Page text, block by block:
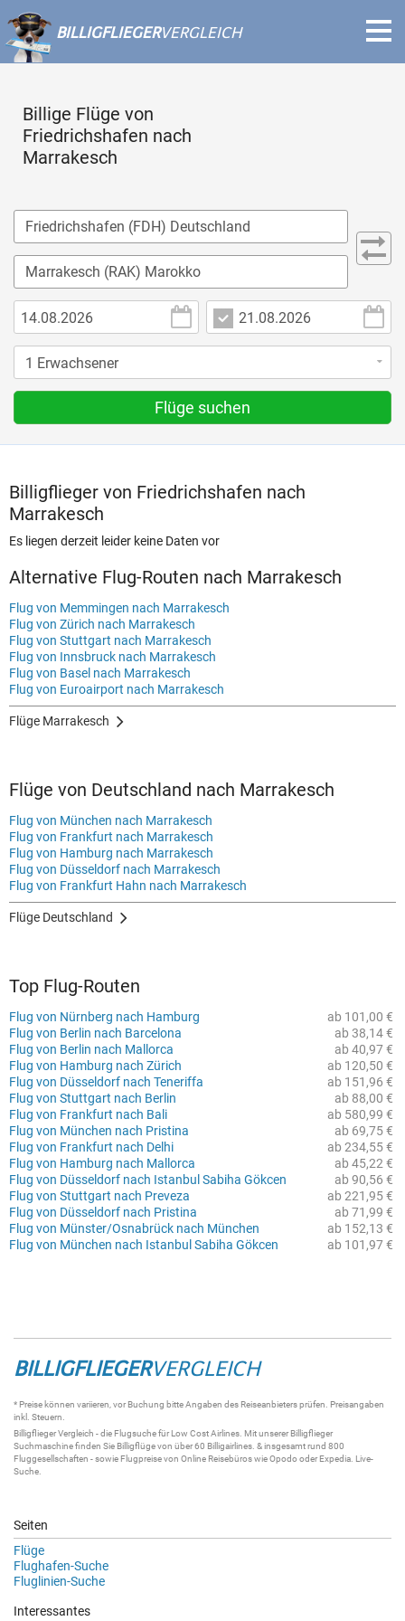
BILLIGFLIEGERVERGLEICH
Billige Flüge von
Friedrichshafen nach
Marrakesch
Flüge suchen
Billigflieger von Friedrichshafen nach
Marrakesch
Es liegen derzeit leider keine Daten vor
Alternative Flug-Routen nach Marrakesch
Flug von Memmingen nach Marrakesch
Flug von Zürich nach Marrakesch
Flug von Stuttgart nach Marrakesch
Flug von Innsbruck nach Marrakesch
Flug von Basel nach Marrakesch
Flug von Euroairport nach Marrakesch
Flüge Marrakesch
Flüge von Deutschland nach Marrakesch
Flug von München nach Marrakesch
Flug von Frankfurt nach Marrakesch
Flug von Hamburg nach Marrakesch
Flug von Düsseldorf nach Marrakesch
Flug von Frankfurt Hahn nach Marrakesch
Flüge Deutschland
Top Flug-Routen
ab 101,00 €
Flug von Nürnberg nach Hamburg
ab 38,14 €
Flug von Berlin nach Barcelona
ab 40,97 €
Flug von Berlin nach Mallorca
ab 120,50 €
Flug von Hamburg nach Zürich
ab 151,96 €
Flug von Düsseldorf nach Teneriffa
ab 88,00 €
Flug von Stuttgart nach Berlin
ab 580,99 €
Flug von Frankfurt nach Bali
ab 69,75 €
Flug von München nach Pristina
ab 234,55 €
Flug von Frankfurt nach Delhi
ab 45,22 €
Flug von Hamburg nach Mallorca
ab 90,56 €
Flug von Düsseldorf nach Istanbul Sabiha Gökcen
ab 221,95 €
Flug von Stuttgart nach Preveza
ab 71,99 €
Flug von Düsseldorf nach Pristina
ab 152,13 €
Flug von Münster/Osnabrück nach München
ab 101,97 €
Flug von München nach Istanbul Sabiha Gökcen
BILLIGFLIEGERVERGLEICH
* Preise können variieren, vor Buchung bitte Angaben des Reiseanbieters prüfen. Preisangaben
inkl. Steuern.
BilligfliegerVergleich - die Flugsuchefür Low Cost Airlines. Mit unsererBilligflieger
Suchmaschinefinden Sie Billigflügevon über 60 Billigairlines . & insgesamt rund 800
Fluggesellschaften - sowie Flugpreise von Online Reisebüros wie Opodo oder Expedia. Live-
Suche
Seiten
Flüge
Flughafen-Suche
Fluglinien-Suche
Interessantes